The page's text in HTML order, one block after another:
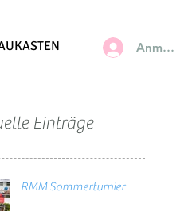
Anmelden
Einträge
RMM Sommerturnier